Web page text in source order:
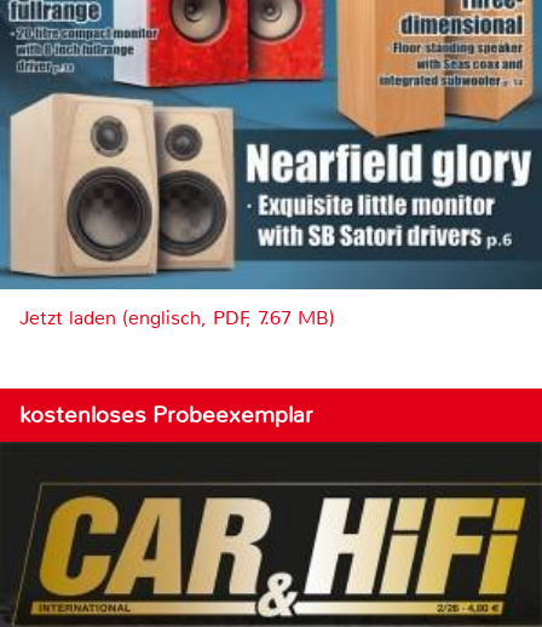
Jetzt laden (englisch, PDF, 7.67 MB)
kostenloses Probeexemplar